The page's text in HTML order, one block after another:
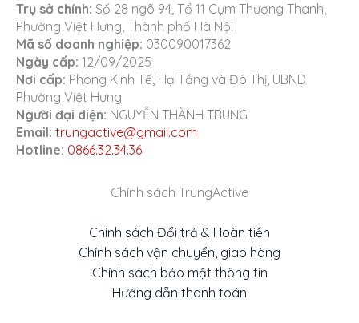
Trụ sở chính: Số 28 ngõ 94, Tổ 11 Cụm Thượng Thanh,
Phường Việt Hưng, Thành phố Hà Nội
Mã số doanh nghiệp: 030090017362
Ngày cấp: 12/09/2025
Nơi cấp: Phòng Kinh Tế, Hạ Tầng và Đô Thị, UBND
Phường Việt Hưng
Người đại diện: NGUYỄN THÀNH TRUNG
Email: trungactive@gmail.com
Hotline: 0866.32.34.36
Chính sách TrungActive
Chính sách Đổi trả & Hoàn tiền
Chính sách vận chuyển, giao hàng
Chính sách bảo mật thông tin
Hướng dẫn thanh toán